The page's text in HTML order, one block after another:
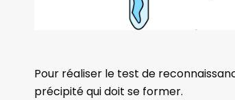
Pour réaliser le test de
précipité qui doit se former.